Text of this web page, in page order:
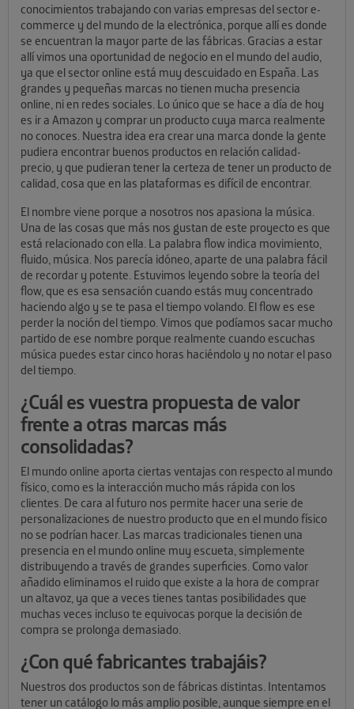
conocimientos trabajando con varias empresas del sector e-
commerce y del mundo de la electrónica, porque allí es donde
se encuentran la mayor parte de las fábricas. Gracias a estar
allí vimos una oportunidad de negocio en el mundo del audio,
ya que el sector online está muy descuidado en España. Las
grandes y pequeñas marcas no tienen mucha presencia
online, ni en redes sociales. Lo único que se hace a día de hoy
es ir a Amazon y comprar un producto cuya marca realmente
no conoces. Nuestra idea era crear una marca donde la gente
pudiera encontrar buenos productos en relación calidad-
precio, y que pudieran tener la certeza de tener un producto de
calidad, cosa que en las plataformas es difícil de encontrar.
El nombre viene porque a nosotros nos apasiona la música.
Una de las cosas que más nos gustan de este proyecto es que
está relacionado con ella. La palabra flow indica movimiento,
fluido, música. Nos parecía idóneo, aparte de una palabra fácil
de recordar y potente. Estuvimos leyendo sobre la teoría del
flow, que es esa sensación cuando estás muy concentrado
haciendo algo y se te pasa el tiempo volando. El flow es ese
perder la noción del tiempo. Vimos que podíamos sacar mucho
partido de ese nombre porque realmente cuando escuchas
música puedes estar cinco horas haciéndolo y no notar el paso
del tiempo.
¿Cuál es vuestra propuesta de valor
frente a otras marcas más
consolidadas?
El mundo online aporta ciertas ventajas con respecto al mundo
físico, como es la interacción mucho más rápida con los
clientes. De cara al futuro nos permite hacer una serie de
personalizaciones de nuestro producto que en el mundo físico
no se podrían hacer. Las marcas tradicionales tienen una
presencia en el mundo online muy escueta, simplemente
distribuyendo a través de grandes superficies. Como valor
añadido eliminamos el ruido que existe a la hora de comprar
un altavoz, ya que a veces tienes tantas posibilidades que
muchas veces incluso te equivocas porque la decisión de
compra se prolonga demasiado.
¿Con qué fabricantes trabajáis?
Nuestros dos productos son de fábricas distintas. Intentamos
tener un catálogo lo más amplio posible, aunque siempre en el